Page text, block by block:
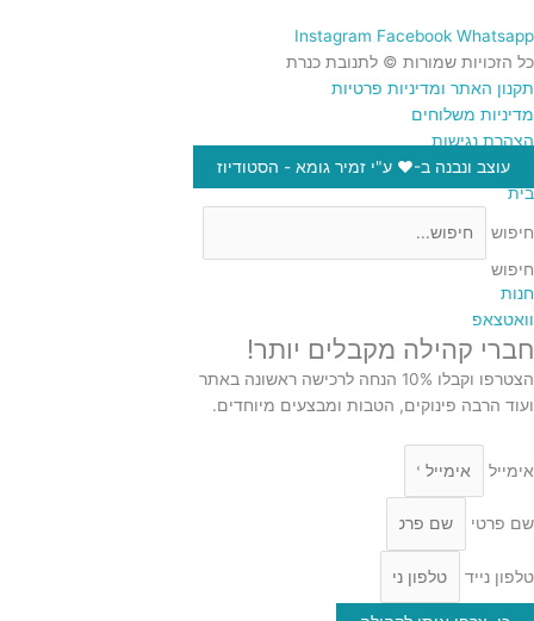
Instagram Facebook Whatsapp
כל הזכויות שמורות © לתנובת כנרת
תקנון האתר ומדיניות פרטיות
מדיניות משלוחים
הצהרת נגישות
עוצב ונבנה ב-♥︎ ע"י זמיר גומא - הסטודיוז
בית
חיפוש
חיפוש
חנות
וואטצאפ
חברי קהילה מקבלים יותר!
הצטרפו וקבלו 10% הנחה לרכישה ראשונה באתר
ועוד הרבה פינוקים, הטבות ומבצעים מיוחדים.
אימייל
שם פרטי
טלפון נייד